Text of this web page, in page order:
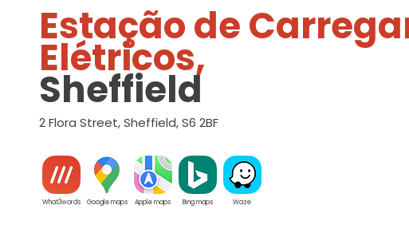
Estação de
Elétricos,
Sheffield
2 Flora Street, Sheffield, S6 2BF
What3words Google maps Apple maps Bing maps Waze